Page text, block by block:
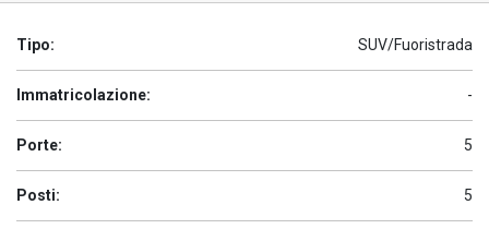
Tipo: SUV/Fuoristrada
Immatricolazione: -
Porte: 5
Posti: 5